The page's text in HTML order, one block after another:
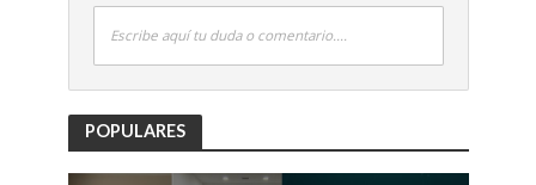
Escribe aquí tu duda o comentario....
POPULARES